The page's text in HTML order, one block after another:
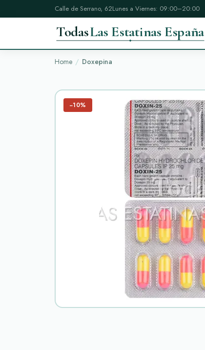
Calle de Serrano, 62Lunes a Viernes: 09:00–20:00
TodasLas Estatinas España
Home Doxepina
−10%